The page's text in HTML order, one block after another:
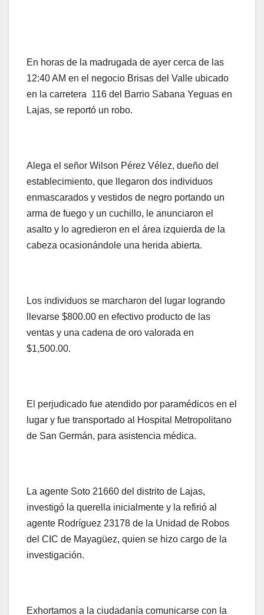
En horas de la madrugada de ayer cerca de las
12:40 AM en el negocio Brisas del Valle ubicado
en la carretera 116 del Barrio Sabana Yeguas en
Lajas, se reportó un robo.
Alega el señor Wilson Pérez Vélez, dueño del
establecimiento, que llegaron dos individuos
enmascarados y vestidos de negro portando un
arma de fuego y un cuchillo, le anunciaron el
asalto y lo agredieron en el área izquierda de la
cabeza ocasionándole una herida abierta.
Los individuos se marcharon del lugar logrando
llevarse $800.00 en efectivo producto de las
ventas y una cadena de oro valorada en
$1,500.00.
El perjudicado fue atendido por paramédicos en el
lugar y fue transportado al Hospital Metropolitano
de San Germán, para asistencia médica.
La agente Soto 21660 del distrito de Lajas,
investigó la querella inicialmente y la refirió al
agente Rodríguez 23178 de la Unidad de Robos
del CIC de Mayagüez, quien se hizo cargo de la
investigación.
Exhortamos a la ciudadanía comunicarse con la